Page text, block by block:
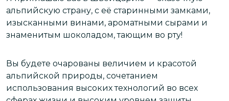
альпийскую страну, с её старинными замками,
изысканными винами, ароматными сырами и
знаменитым шоколадом, тающим во рту!
Вы будете очарованы величием и красотой
альпийской природы, сочетанием
использования высоких технологий во всех